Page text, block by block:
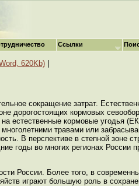
620Kb)|
сокращение затрат.
дорогостоящих кормовых
естественные кормовые угодья
травами или
В перспективе в степной зоне
годы во многих регионах России
России. Более того, в
играют большую роль в
Ссылки